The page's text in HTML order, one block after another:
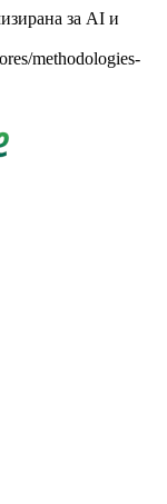
за AI и
methodologies-